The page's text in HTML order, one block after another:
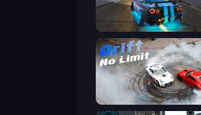
Drift No Limit